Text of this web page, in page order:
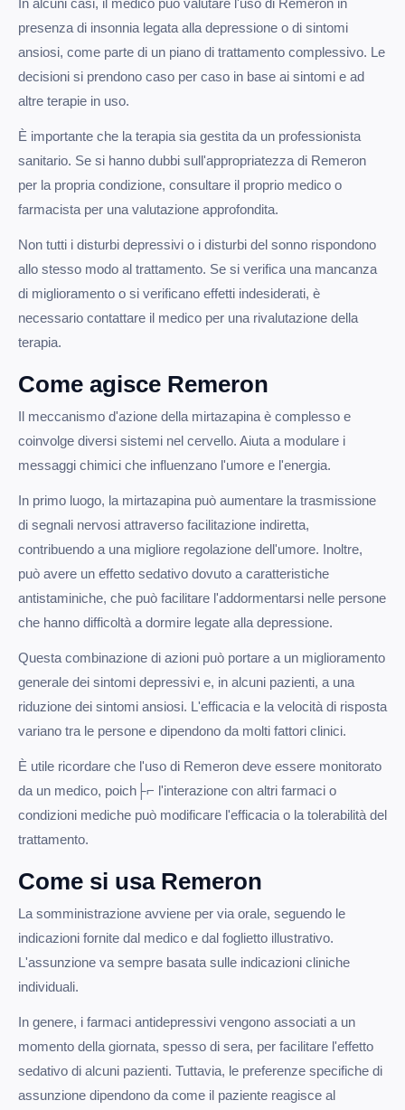
In alcuni casi, il medico può valutare l'uso di Remeron in
presenza di insonnia legata alla depressione o di sintomi
ansiosi, come parte di un piano di trattamento complessivo. Le
decisioni si prendono caso per caso in base ai sintomi e ad
altre terapie in uso.
È importante che la terapia sia gestita da un professionista
sanitario. Se si hanno dubbi sull'appropriatezza di Remeron
per la propria condizione, consultare il proprio medico o
farmacista per una valutazione approfondita.
Non tutti i disturbi depressivi o i disturbi del sonno rispondono
allo stesso modo al trattamento. Se si verifica una mancanza
di miglioramento o si verificano effetti indesiderati, è
necessario contattare il medico per una rivalutazione della
terapia.
Come agisce Remeron
Il meccanismo d'azione della mirtazapina è complesso e
coinvolge diversi sistemi nel cervello. Aiuta a modulare i
messaggi chimici che influenzano l'umore e l'energia.
In primo luogo, la mirtazapina può aumentare la trasmissione
di segnali nervosi attraverso facilitazione indiretta,
contribuendo a una migliore regolazione dell'umore. Inoltre,
può avere un effetto sedativo dovuto a caratteristiche
antistaminiche, che può facilitare l'addormentarsi nelle persone
che hanno difficoltà a dormire legate alla depressione.
Questa combinazione di azioni può portare a un miglioramento
generale dei sintomi depressivi e, in alcuni pazienti, a una
riduzione dei sintomi ansiosi. L'efficacia e la velocità di risposta
variano tra le persone e dipendono da molti fattori clinici.
È utile ricordare che l'uso di Remeron deve essere monitorato
da un medico, poich├⌐ l'interazione con altri farmaci o
condizioni mediche può modificare l'efficacia o la tolerabilità del
trattamento.
Come si usa Remeron
La somministrazione avviene per via orale, seguendo le
indicazioni fornite dal medico e dal foglietto illustrativo.
L'assunzione va sempre basata sulle indicazioni cliniche
individuali.
In genere, i farmaci antidepressivi vengono associati a un
momento della giornata, spesso di sera, per facilitare l'effetto
sedativo di alcuni pazienti. Tuttavia, le preferenze specifiche di
assunzione dipendono da come il paziente reagisce al